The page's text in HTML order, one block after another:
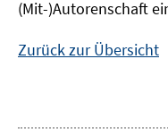
(Mit-)Autorenschaft
Zurück zur Übersicht